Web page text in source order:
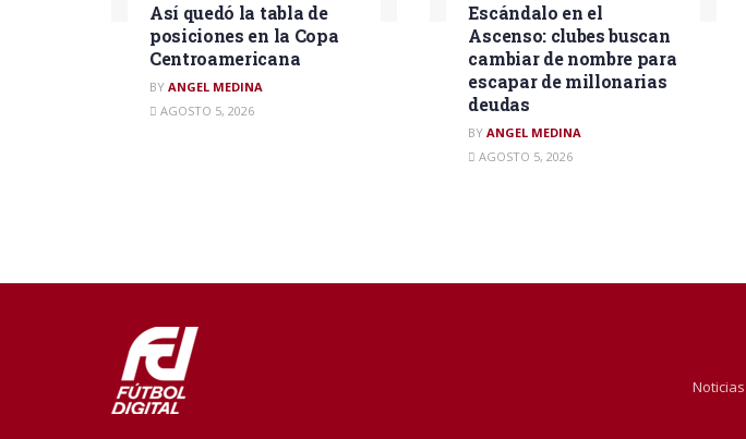
Así quedó la tabla de
posiciones en la Copa
Centroamericana
BY ANGEL MEDINA
AGOSTO 5, 2026
Escándalo en el
Ascenso: clubes buscan
cambiar de nombre para
escapar de millonarias
deudas
BY ANGEL MEDINA
AGOSTO 5, 2026
Noticias